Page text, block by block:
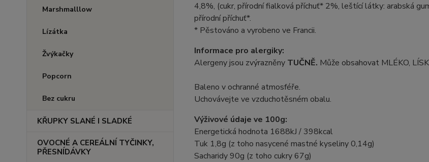
Marshmalllow
Lízátka
Žvýkačky
Popcorn
Bez cukru
KŘUPKY SLANÉ I SLADKÉ
OVOCNÉ A CEREÁLNÍ TYČINKY,
PŘESNÍDÁVKY
4,8%, (cukr, přírodní fialková příchuť* 2%, leštící látky: arabská
přírodní příchuť*.
* Pěstováno a vyrobeno ve Francii.
Informace pro alergiky:
Alergeny jsou zvýrazněny TUČNĚ. Může obsahovat MLÉKO,
Baleno v ochranné atmosféře.
Uchovávejte ve vzduchotěsném obalu.
Výživové údaje ve 100g:
Energetická hodnota 1688kJ / 398kcal
Tuk 1,8g (z toho nasycené mastné kyseliny 0,14g)
Sacharidy 90g (z toho cukry 67g)